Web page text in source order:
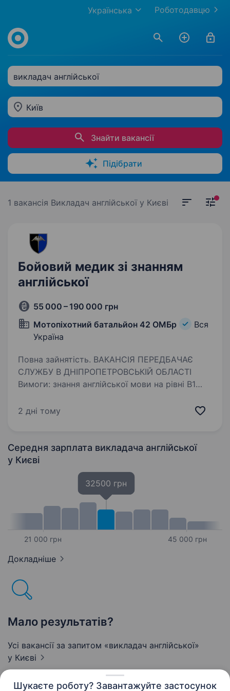
Шукаєте роботу? Завантажуйте застосунок
Роботодавцю
Українська
викладач англійської
Київ
Знайти вакансії
Підібрати
1 вакансія Викладач англійської у Києві
Бойовий медик зі знанням
англійської
55 000 – 190 000 грн
Мотопіхотний батальйон 42 ОМБр
Вся
Україна
Повна зайнятість. ВАКАНСІЯ ПЕРЕДБАЧАЄ
СЛУЖБУ В ДНІПРОПЕТРОВСЬКІЙ ОБЛАСТІ
Вимоги: знання англійської мови на рівні B1
рівень мотивації та бажання навчатися вік від
2 дні тому
Середня зарплата викладача англійської
у Києві
21 000 грн
32500 грн
45 000 грн
Докладніше
Мало результатів?
Усі вакансії за запитом «викладач англійської»
у Києві